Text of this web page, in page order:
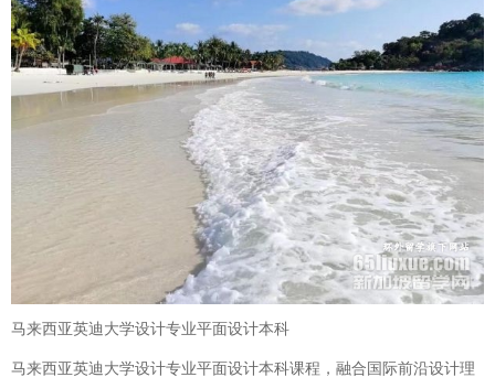
马来西亚英迪大学设计专业平面设计本科
马来西亚英迪大学设计专业平面设计本科课程，融合国际前沿设计理